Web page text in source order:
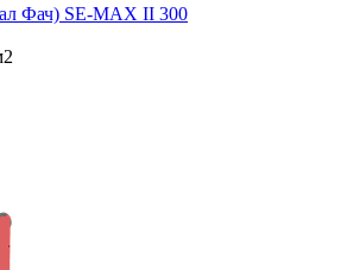
Фач) SE-MAX II 300